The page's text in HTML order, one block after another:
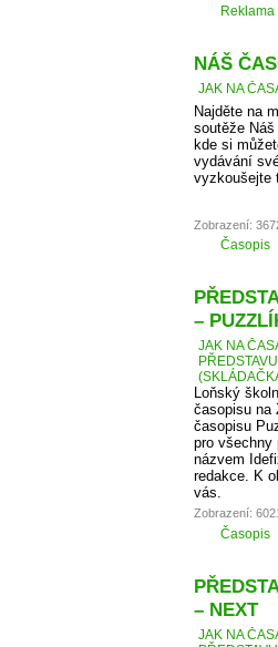
Reklama
NÁŠ
JAK NA
Najděte na
soutěže
kde si
vydávání
vyzkoušejte
Zobrazení:
Časopis
–
JAK NA
Loňský
časopisu na
časopisu
pro všechny
názvem
redakce. K
vás.
Zobrazení:
Časopis
– NEXT
JAK NA